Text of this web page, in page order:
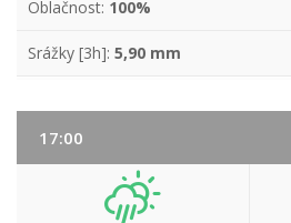
Oblačnost: 100%
Srážky [3h]: 5,90 mm
17:00